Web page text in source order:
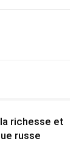
la richesse et
russe